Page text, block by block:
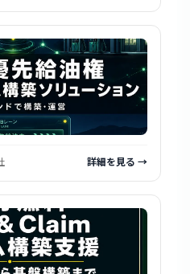
詳細を見る →